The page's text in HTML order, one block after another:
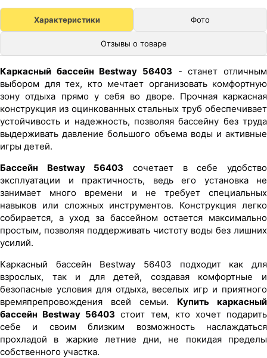
Характеристики Фото
Отзывы о товаре
Каркасный бассейн Bestway 56403 - станет отличным
выбором для тех, кто мечтает организовать комфортную
зону отдыха прямо у себя во дворе. Прочная каркасная
конструкция из оцинкованных стальных труб обеспечивает
устойчивость и надежность, позволяя бассейну без труда
выдерживать давление большого объема воды и активные
игры детей.
Бассейн Bestway 56403 сочетает в себе удобство
эксплуатации и практичность, ведь его установка не
занимает много времени и не требует специальных
навыков или сложных инструментов. Конструкция легко
собирается, а уход за бассейном остается максимально
простым, позволяя поддерживать чистоту воды без лишних
усилий.
Каркасный бассейн Bestway 56403 подходит как для
взрослых, так и для детей, создавая комфортные и
безопасные условия для отдыха, веселых игр и приятного
времяпрепровождения всей семьи. Купить каркасный
бассейн Bestway 56403 стоит тем, кто хочет подарить
себе и своим близким возможность наслаждаться
прохладой в жаркие летние дни, не покидая пределы
собственного участка.